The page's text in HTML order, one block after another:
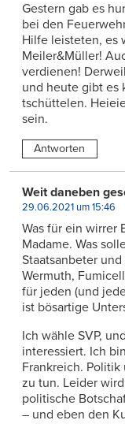
Gestern gab es
bei den
Hilfe leisteten, es
Meiler&Müller!
verdienen!
und heute gibt es
tschüttelen.
sein.
Antworten
Weit daneben
29.06.2021 um 15:46
Was für ein wirrer
Madame. Was
Staatsanbeter
Wermuth,
für jeden (und
ist bösartige
Ich wähle SVP,
interessiert. Ich
Frankreich.
zu tun. Leider
politische
– und eben den